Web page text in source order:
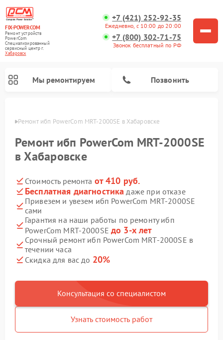
FIX-POWERCOM
Ремонт устройств
PowerCom
Специализированный
cервисный центр г.
Хабаровск
+7 (421) 252-92-35
Ежедневно, с 10:00 до 20:00
+7 (800) 302-71-75
Звонок бесплатный по РФ
Мы ремонтируем Позвонить
Ремонт ибп PowerCom MRT-2000SE в Хабаровске
Ремонт ибп PowerCom MRT-2000SE
в Хабаровске
Стоимость ремонта от 410 руб.
Бесплатная диагностика даже при отказе
Привезем и увезем ибп PowerCom MRT-2000SE
сами
Гарантия на наши работы по ремонту ибп
PowerCom MRT-2000SE до 3-х лет
Срочный ремонт ибп PowerCom MRT-2000SE в
течении часа
Скидка для вас до 20%
Консультация со специалистом
Узнать стоимость работ